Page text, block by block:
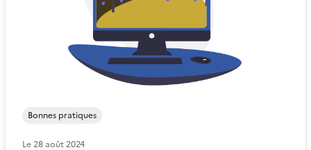
Bonnes pratiques
Le28 août 2024